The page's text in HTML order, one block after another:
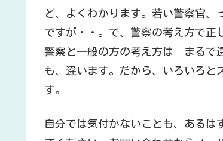
ど、よくわかります。若い警察官
ですが・・。で、警察の考え方で正
警察と一般の方の考え方は まるで
も、違います。だから、いろいろと
す。
自分では気付かないことも、あるは